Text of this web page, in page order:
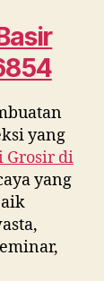
yang
Grosir di
yang